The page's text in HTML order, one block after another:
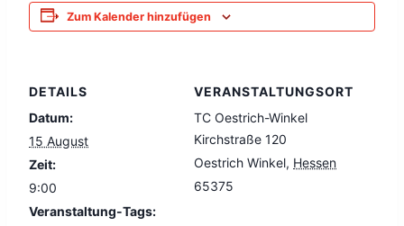
Zum Kalender hinzufügen
DETAILS
Datum:
15 August
Zeit:
9:00
Veranstaltung-Tags:
VERANSTALTUNGSORT
TC Oestrich-Winkel
Kirchstraße 120
Oestrich Winkel, Hessen
65375